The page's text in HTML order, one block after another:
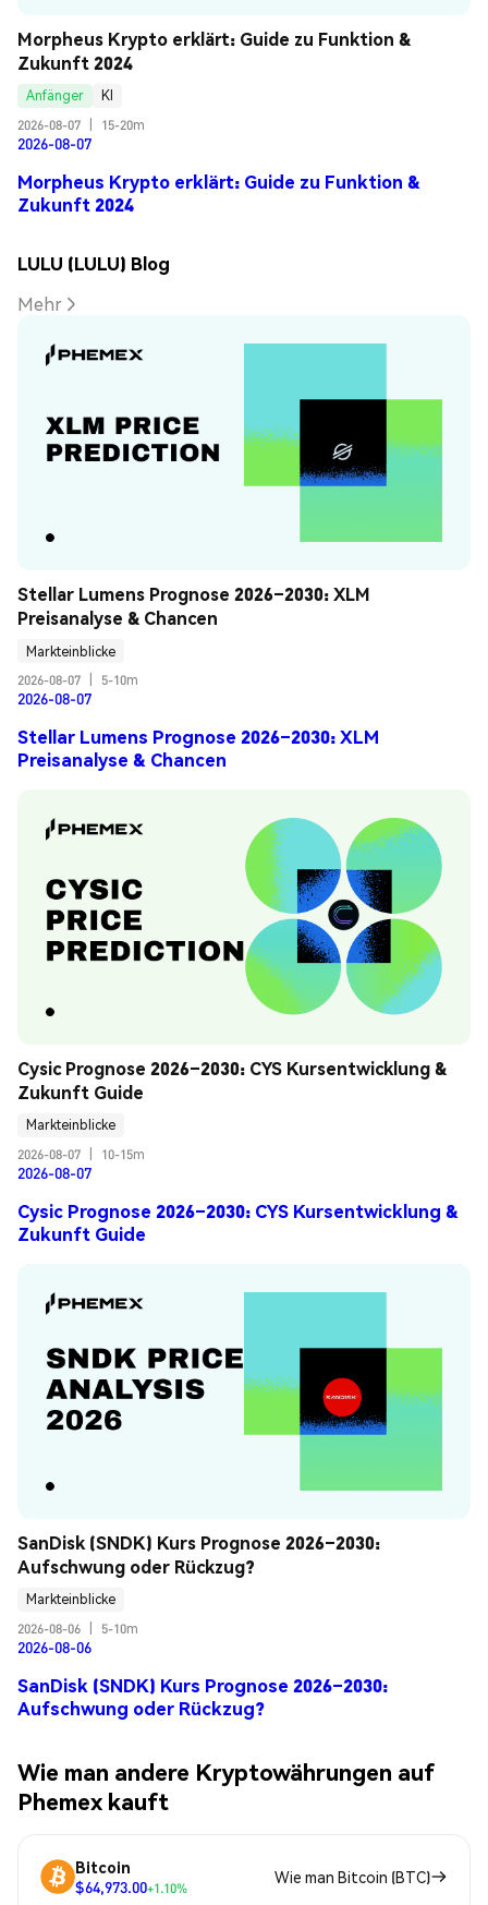
Morpheus Krypto erklärt: Guide zu Funktion &
Zukunft 2024
Anfänger
KI
2026-08-07
15-20m
2026-08-07
Morpheus Krypto erklärt: Guide zu Funktion &
Zukunft 2024
LULU (LULU) Blog
Mehr
Stellar Lumens Prognose 2026–2030: XLM
Preisanalyse & Chancen
Markteinblicke
2026-08-07
5-10m
2026-08-07
Stellar Lumens Prognose 2026–2030: XLM
Preisanalyse & Chancen
Cysic Prognose 2026–2030: CYS Kursentwicklung &
Zukunft Guide
Markteinblicke
2026-08-07
10-15m
2026-08-07
Cysic Prognose 2026–2030: CYS Kursentwicklung &
Zukunft Guide
SanDisk (SNDK) Kurs Prognose 2026–2030:
Aufschwung oder Rückzug?
Markteinblicke
2026-08-06
5-10m
2026-08-06
SanDisk (SNDK) Kurs Prognose 2026–2030:
Aufschwung oder Rückzug?
Wie man andere Kryptowährungen auf
Phemex kauft
Bitcoin
$64,973.00+1.10%
Wie man Bitcoin (BTC)